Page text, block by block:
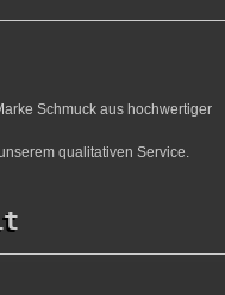
Schmuck aus hochwertiger
qualitativen Service.